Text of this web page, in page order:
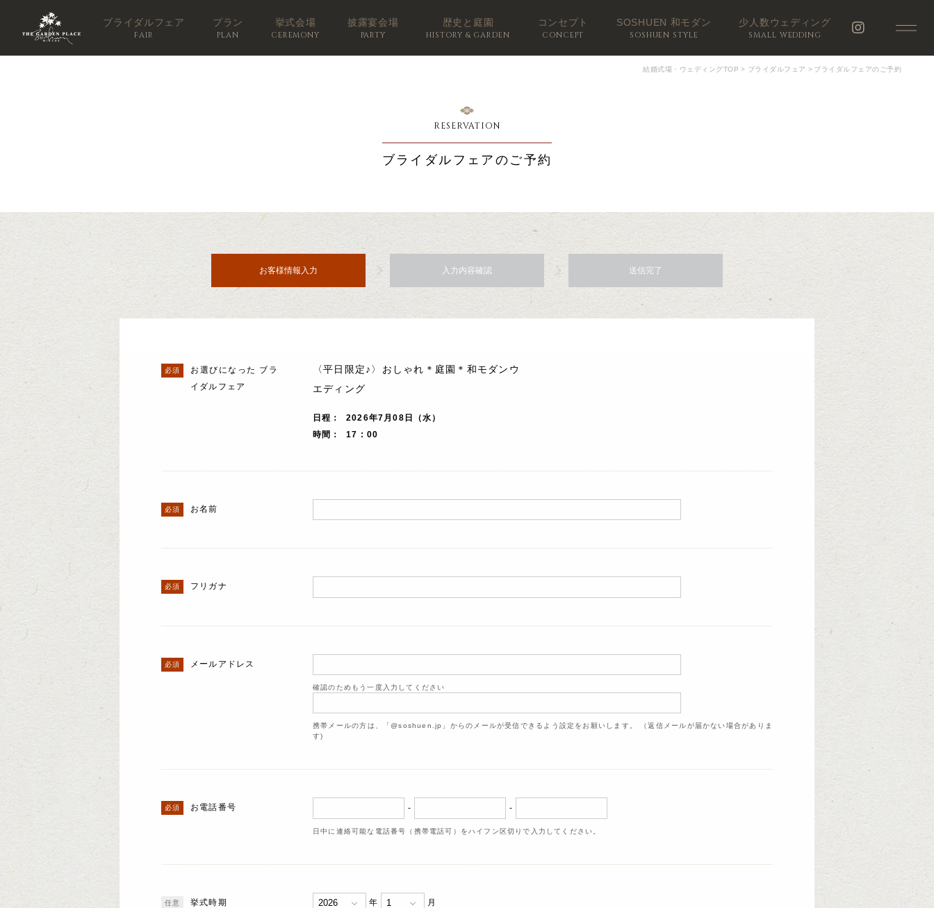
ブライダルフェア
FAIR
プラン
PLAN
挙式会場
CEREMONY
披露宴会場
PARTY
歴史と庭園
HISTORY & GARDEN
コンセプト
CONCEPT
SOSHUEN 和モダン
SOSHUEN STYLE
少人数ウェディング
SMALL WEDDING
結婚式場・ウェディングTOP > ブライダルフェア > ブライダルフェアのご予約
RESERVATION
ブライダルフェアのご予約
お客様情報入力 入力内容確認 送信完了
お選びになった ブラ
イダルフェア
〈平日限定♪〉おしゃれ＊庭園＊和モダンウ
エディング
日程
2026年7月08日（水）
時間
17 : 00
お名前
フリガナ
メールアドレス
確認のためもう一度入力してください
携帯メールの方は、「@soshuen.jp」からのメールが受信できるよう設定をお願いします。 （返信メールが届かない場合がありま
す)
お電話番号 - -
日中に連絡可能な電話番号（携帯電話可）をハイフン区切りで入力してください。
挙式時期 年 月